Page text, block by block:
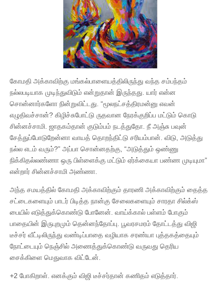
கோமதி அக்காவிற்கு மங்கல்பாளையத்திலிருந்து வந்த சம்பந்தம்
நல்லபடியாக முடிந்துவிடும் என்றுதான் இருந்தது. யார் என்ன
சொன்னார்களோ நின்றுவிட்டது. “மூலநட்சத்திரமன்னு எவன்
எழுதிவச்சான்? கிழிச்சுபோட்டு ருதவான நேரக்குறிப்ப மட்டும் கொடு
சின்னச்சாமி. ஜாதகம்தான் குடும்பம் நடத்துதோ. நீ அஞ்சு பவுன்
சேத்துப்போடுறேன்னா வாயத் தொறந்திட்டு சரியம்பான். விடு, அடுத்து
நல்ல எடம் வரும்?” அப்பா சொன்னதற்கு, “அடுத்தும் ஒண்ணு
நிக்கிதல்லண்ணா ஒரு பிள்ளைக்கு மட்டும் ஏர்க்கையா பண்ண முடியுமா”
என்றார் சின்னச்சாமி அண்ணா.
அந்த சமயத்தில் கோமதி அக்காவிற்கும் தாரணி அக்காவிற்கும் தைத்த
சட்டைகளையும் பாடர் பிடித்த நான்கு சேலைகளையும் சாரதா சில்க்ஸ்
பையில் எடுத்துக்கொண்டு போனேன். வாய்க்கால் பள்ளம் போகும்
பாதையின் இருபுறமும் தென்னந்தோப்பு. பூவரசமரம் தோட்டத்து விஜி
டீச்சர் வீட்டிலிருந்து வண்டிப்பாதை வழியாக சரண்யா புத்தகத்தையும்
நோட்டையும் நெஞ்சில் அணைத்துக்கொண்டு வருவது தெரிய
சைக்கிளை மெதுவாக விட்டேன்.
+2 போகிறாள். எனக்கும் விஜி டீச்சர்தான் கணிதம் எடுத்தார்.